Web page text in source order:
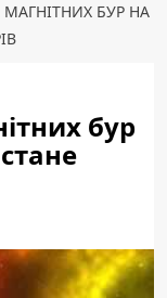
БУР НА
бур